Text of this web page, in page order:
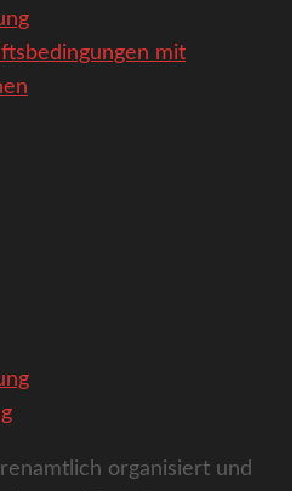
mit
organisiert und